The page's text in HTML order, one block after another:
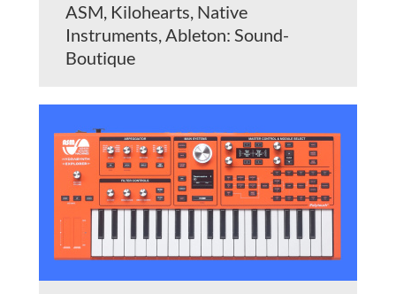
ASM, Kilohearts, Native
Instruments, Ableton: Sound-
Boutique